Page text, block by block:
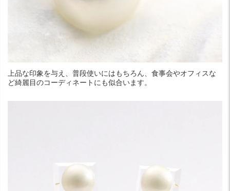
上品な印象を与え、普段使いにはもちろん、食事会やオフィスな
ど綺麗目のコーディネートにも似合います。